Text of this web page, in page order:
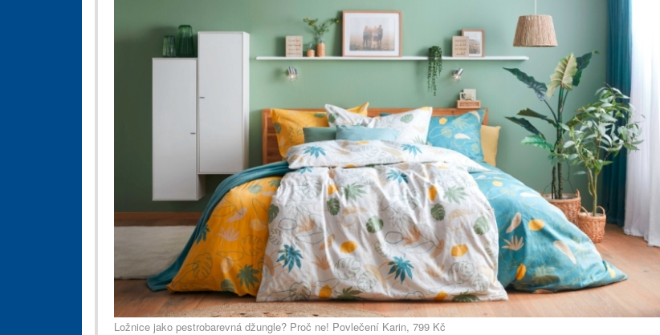
Ložnice jako pestrobarevná džungle? Proč ne! Povlečení Karin, 799 Kč